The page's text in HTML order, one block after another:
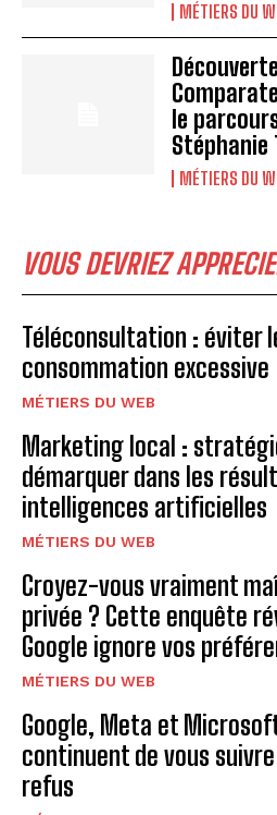
MÉTIERS DU
le
Stéphanie
MÉTIERS DU
VOUS DEVRIEZ
Téléconsultation : éviter
consommation excessive
MÉTIERS DU WEB
Marketing local :
démarquer dans les
intelligences artificielles
MÉTIERS DU WEB
Croyez-vous vraiment
privée ? Cette enquête
Google ignore vos
MÉTIERS DU WEB
Google, Meta et
continuent de vous
refus